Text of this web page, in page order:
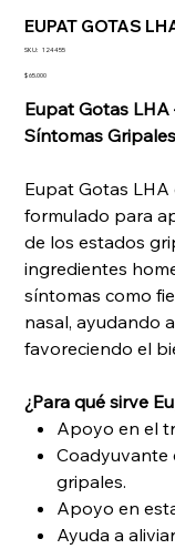
EUPAT GOTAS
SKU: SKU
124455
Precio
$ 65.000
Eupat Gotas
Síntomas Gripales
Eupat Gotas
formulado para
de los estados
ingredientes
síntomas como
nasal, ayudando
favoreciendo el
¿Para qué sirve
Apoyo en el
Coadyuvante
gripales.
Apoyo en
Ayuda a